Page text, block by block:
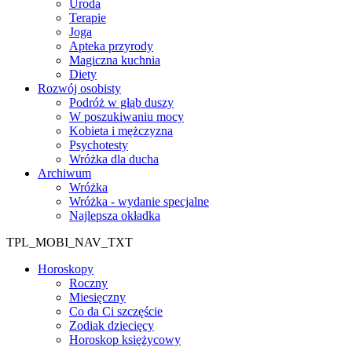
Uroda
Terapie
Joga
Apteka przyrody
Magiczna kuchnia
Diety
Rozwój osobisty
Podróż w głąb duszy
W poszukiwaniu mocy
Kobieta i mężczyzna
Psychotesty
Wróżka dla ducha
Archiwum
Wróżka
Wróżka - wydanie specjalne
Najlepsza okładka
TPL_MOBI_NAV_TXT
Horoskopy
Roczny
Miesięczny
Co da Ci szczęście
Zodiak dziecięcy
Horoskop księżycowy